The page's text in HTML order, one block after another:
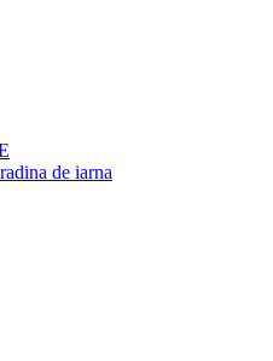
de iarna